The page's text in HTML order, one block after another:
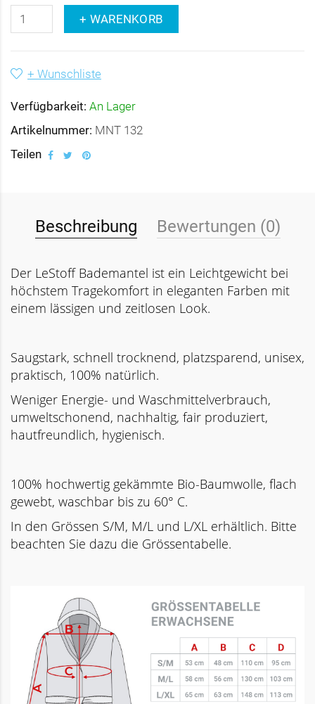
+ WARENKORB
+ Wunschliste
Verfügbarkeit: An Lager
Artikelnummer: MNT 132
Teilen
Beschreibung Bewertungen (0)
Der LeStoff Bademantel ist ein Leichtgewicht bei
höchstem Tragekomfort in eleganten Farben mit
einem lässigen und zeitlosen Look.
Saugstark, schnell trocknend, platzsparend, unisex,
praktisch, 100% natürlich.
Weniger Energie- und Waschmittelverbrauch,
umweltschonend, nachhaltig, fair produziert,
hautfreundlich, hygienisch.
100% hochwertig gekämmte Bio-Baumwolle, flach
gewebt, waschbar bis zu 60° C.
In den Grössen S/M, M/L und L/XL erhältlich. Bitte
beachten Sie dazu die Grössentabelle.